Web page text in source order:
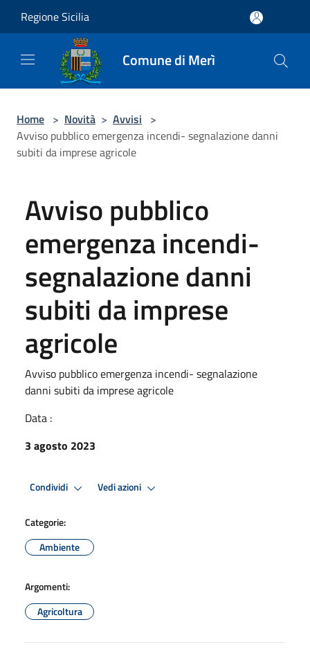
Regione Sicilia
Comune di Merì
Home > Novità > Avvisi >
Avviso pubblico emergenza incendi- segnalazione danni
subiti da imprese agricole
Avviso pubblico
emergenza incendi-
segnalazione danni
subiti da imprese
agricole
Avviso pubblico emergenza incendi- segnalazione
danni subiti da imprese agricole
Data :
3 agosto 2023
Condividi Vedi azioni
Categorie:
Ambiente
Argomenti:
Agricoltura